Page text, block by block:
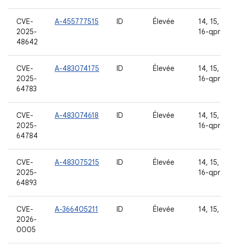
CVE-
2025-
48642
A-455777515 ID Élevée
14, 15,
16-qpr2
CVE-
2025-
64783
A-483074175 ID Élevée
14, 15,
16-qpr2
CVE-
2025-
64784
A-483074618 ID Élevée
14, 15,
16-qpr2
CVE-
2025-
64893
A-483075215 ID Élevée
14, 15,
16-qpr2
CVE-
2026-
0005
A-366405211 ID Élevée 14, 15, 16